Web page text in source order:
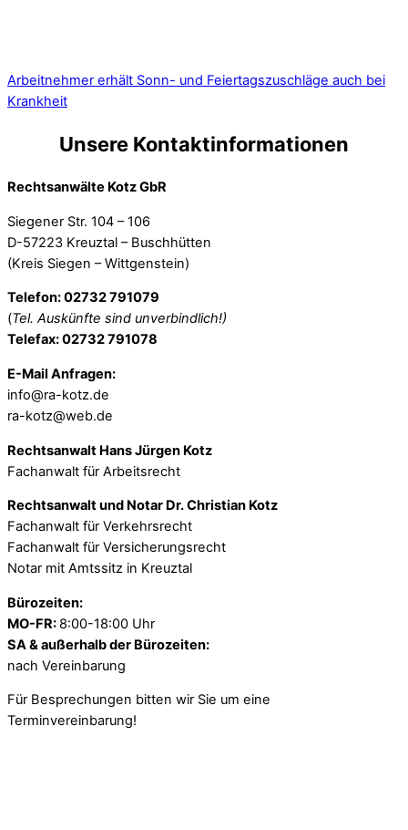
Arbeitnehmer erhält Sonn- und Feiertagszuschläge auch bei
Krankheit
Unsere Kontaktinformationen
Rechtsanwälte Kotz GbR
Siegener Str. 104 – 106
D-57223 Kreuztal – Buschhütten
(Kreis Siegen – Wittgenstein)
Telefon: 02732 791079
(Tel. Auskünfte sind unverbindlich!)
Telefax: 02732 791078
E-Mail Anfragen:
info@ra-kotz.de
ra-kotz@web.de
Rechtsanwalt Hans Jürgen Kotz
Fachanwalt für Arbeitsrecht
Rechtsanwalt und Notar Dr. Christian Kotz
Fachanwalt für Verkehrsrecht
Fachanwalt für Versicherungsrecht
Notar mit Amtssitz in Kreuztal
Bürozeiten:
MO-FR: 8:00-18:00 Uhr
SA & außerhalb der Bürozeiten:
nach Vereinbarung
Für Besprechungen bitten wir Sie um eine
Terminvereinbarung!